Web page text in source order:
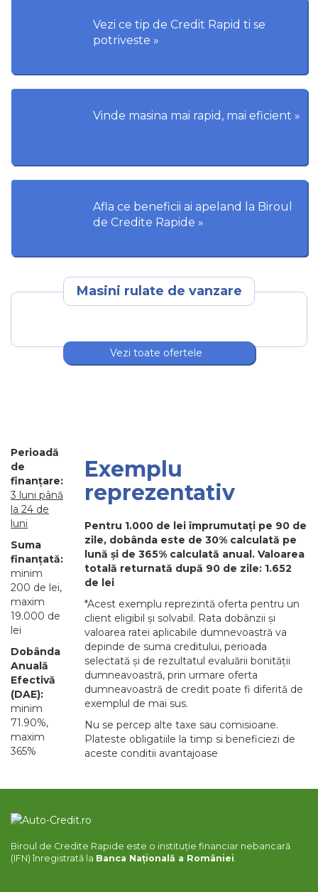
Vezi ce tip de Credit Rapid ti se
potriveste »
Vinde masina mai rapid, mai eficient »
Afla ce beneficii ai apeland la Biroul
de Credite Rapide »
Masini rulate de vanzare
Vezi toate ofertele
Perioadă
de
finanțare:
3 luni până
la 24 de
luni
Suma
finanțată:
minim
200 de lei,
maxim
19.000 de
lei
Dobânda
Anuală
Efectivă
(DAE):
minim
71.90%,
maxim
365%
Exemplu
reprezentativ
Pentru 1.000 de lei împrumutați pe 90 de
zile, dobânda este de 30% calculată pe
lună și de 365% calculată anual. Valoarea
totală returnată după 90 de zile: 1.652
de lei
*Acest exemplu reprezintă oferta pentru un
client eligibil și solvabil. Rata dobânzii și
valoarea ratei aplicabile dumnevoastră va
depinde de suma creditului, perioada
selectată și de rezultatul evaluării bonității
dumneavoastră, prin urmare oferta
dumneavoastră de credit poate fi diferită de
exemplul de mai sus.
Nu se percep alte taxe sau comisioane.
Plateste obligatiile la timp si beneficiezi de
aceste conditii avantajoase
Biroul de Credite Rapide este o instituție financiar nebancară
(IFN) înregistrată la Banca Națională a României.